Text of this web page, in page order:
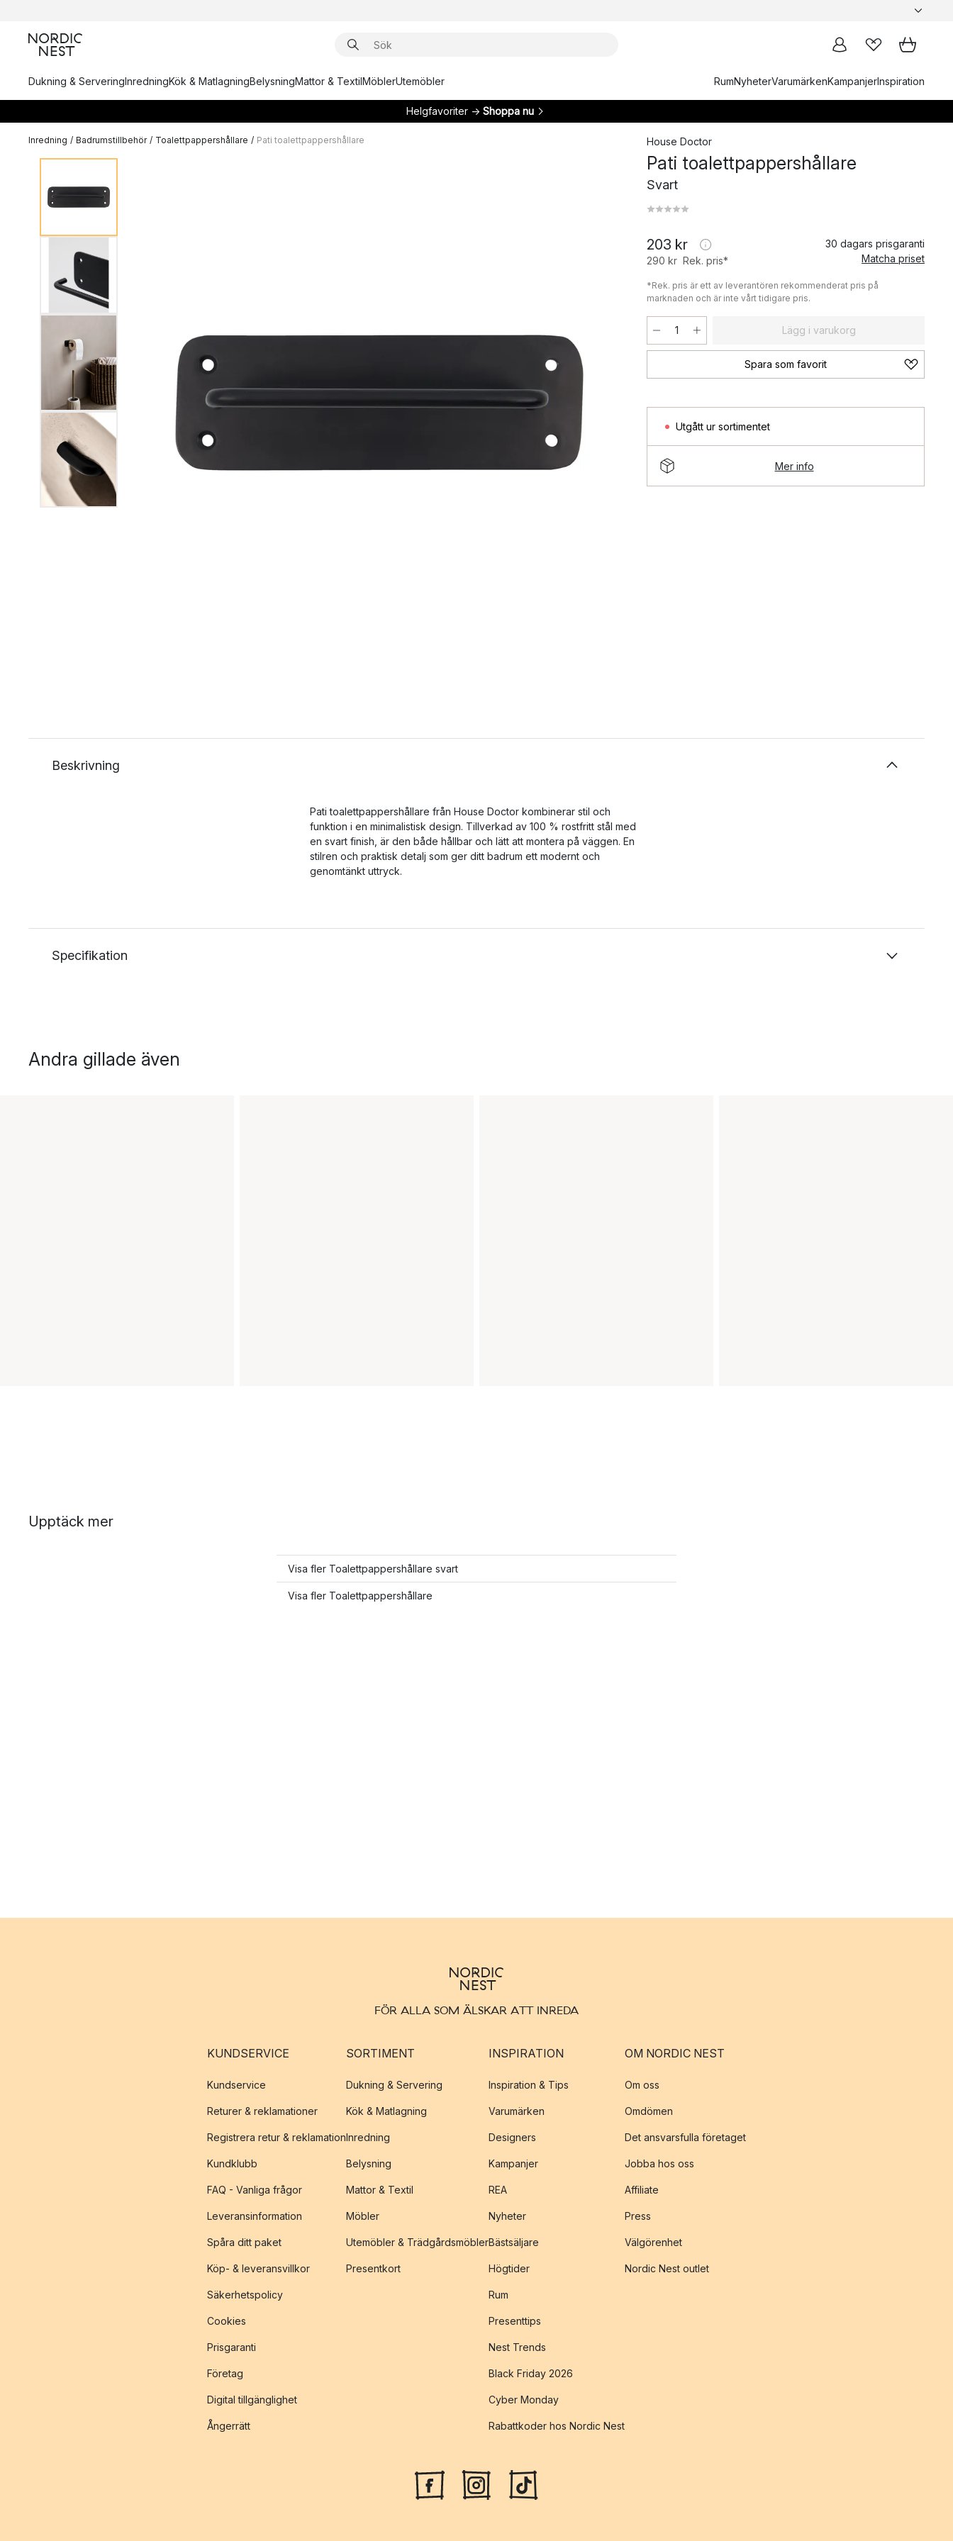
Dukning & ServeringInredningKök & MatlagningBelysningMattor & TextilMöblerUtemöbler RumNyheterVarumärkenKampanjerInspiration
Helgfavoriter → Shoppa nu
Inredning / Badrumstillbehör / Toalettpappershållare / Pati toalettpappershållare House Doctor
Pati toalettpappershållare
Svart
203 kr
290 kr Rek. pris*
30 dagars prisgaranti
Matcha priset
*Rek. pris är ett av leverantören rekommenderat pris på
marknaden och är inte vårt tidigare pris.
Lägg i varukorg
Spara som favorit
Utgått ur sortimentet
Mer info
Beskrivning
Pati toalettpappershållare från House Doctor kombinerar stil och
funktion i en minimalistisk design. Tillverkad av 100 % rostfritt stål med
en svart finish, är den både hållbar och lätt att montera på väggen. En
stilren och praktisk detalj som ger ditt badrum ett modernt och
genomtänkt uttryck.
Specifikation
Andra gillade även
Upptäck mer
Visa fler Toalettpappershållare svart
Visa fler Toalettpappershållare
FÖR ALLA SOM ÄLSKAR ATT INREDA
KUNDSERVICE
Kundservice
Returer & reklamationer
Registrera retur & reklamation
Kundklubb
FAQ - Vanliga frågor
Leveransinformation
Spåra ditt paket
Köp- & leveransvillkor
Säkerhetspolicy
Cookies
Prisgaranti
Företag
Digital tillgänglighet
Ångerrätt
SORTIMENT
Dukning & Servering
Kök & Matlagning
Inredning
Belysning
Mattor & Textil
Möbler
Utemöbler & Trädgårdsmöbler
Presentkort
INSPIRATION
Inspiration & Tips
Varumärken
Designers
Kampanjer
REA
Nyheter
Bästsäljare
Högtider
Rum
Presenttips
Nest Trends
Black Friday 2026
Cyber Monday
Rabattkoder hos Nordic Nest
OM NORDIC NEST
Om oss
Omdömen
Det ansvarsfulla företaget
Jobba hos oss
Affiliate
Press
Välgörenhet
Nordic Nest outlet